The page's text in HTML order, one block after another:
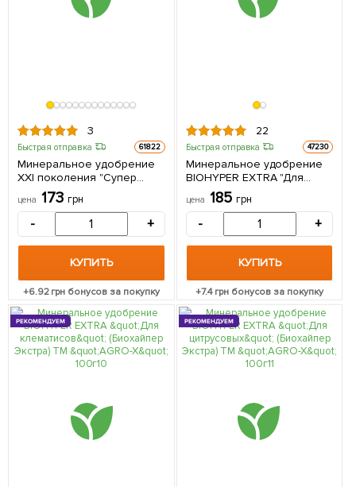
3
Быстрая отправка 61822
Минеральное удобрение
ХХI поколения "Супер
Плод" Прозрачная банка -
прозрачное качество ТМ
"AGRO-X" 120г
цена 173 грн
- +
КУПИТЬ
+6.92грн бонусов за покупку
22
Быстрая отправка 47230
Минеральное удобрение
BIOHYPER EXTRA "Для
клубники и земляники"
(Биохайпер Экстра) ТМ
"AGRO-X" 100г
цена 185 грн
- +
КУПИТЬ
+7.4грн бонусов за покупку
РЕКОМЕНДУЕМ РЕКОМЕНДУЕМ